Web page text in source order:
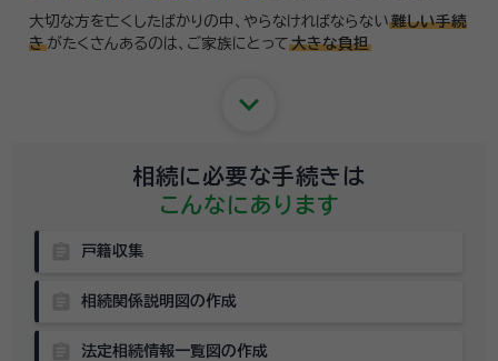
大切な方を亡くしたばかりの中、やらなければならない 難しい手続
き がたくさんあるのは、 ご家族にとって 大きな負担
keyboard_arrow_down
相続に必要な手続きは
こんなにあります
戸籍収集
相続関係説明図の作成
法定相続情報一覧図の作成